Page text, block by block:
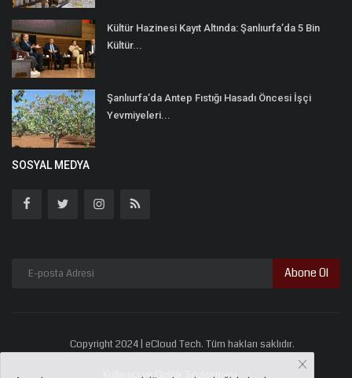
Kültür Hazinesi Kayıt Altında: Şanlıurfa’da 5 Bin
Kültür...
Şanlıurfa’da Antep Fıstığı Hasadı Öncesi İşçi
Yevmiyeleri...
SOSYAL MEDYA
Abone Ol
Copyright 2024 | eCloud Tech. Tüm hakları saklıdır.
Kullanıcı ve Gizlilik Sözleşmesi